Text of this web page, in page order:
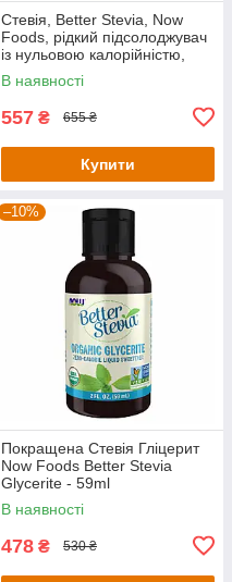
Стевія, Better Stevia, Now
Foods, рідкий підсолоджувач
із нульовою калорійністю,
смак чорного шоколаду, 59
мл
В наявності
557 ₴ 655 ₴
Купити
–10%
Покращена Стевія Гліцерит
Now Foods Better Stevia
Glycerite - 59ml
В наявності
478 ₴ 530 ₴